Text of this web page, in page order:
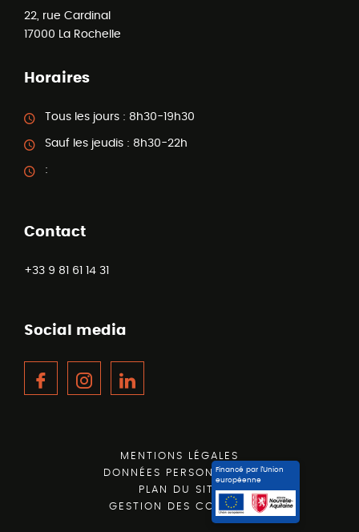
22, rue Cardinal
17000 La Rochelle
Horaires
Tous les jours : 8h30-19h30
Sauf les jeudis : 8h30-22h
Financé par l’Union
européenne
:
Contact
+33 9 81 61 14 31
Social media
FacebookInstagram
MENTIONS LÉGALES
DONNÉES PERSONNELLES
PLAN DU SITE
GESTION DES COOKIES